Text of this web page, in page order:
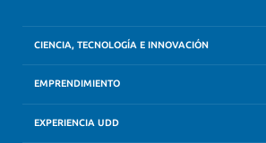
CIENCIA, TECNOLOGÍA E INNOVACIÓN
EMPRENDIMIENTO
EXPERIENCIA UDD